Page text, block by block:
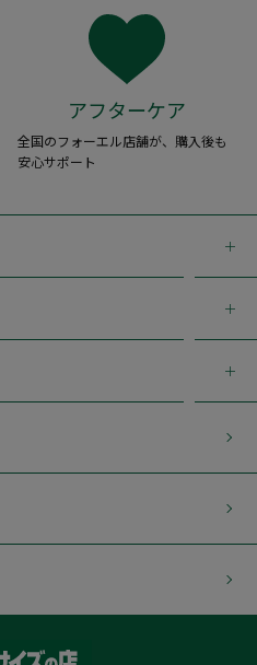
アフターケア
全国のフォーエル店舗が、購入後も
安心サポート